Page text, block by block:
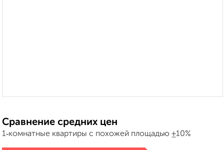
Сравнение средних цен
1‑комнатные квартиры с похожей площадью ±10%